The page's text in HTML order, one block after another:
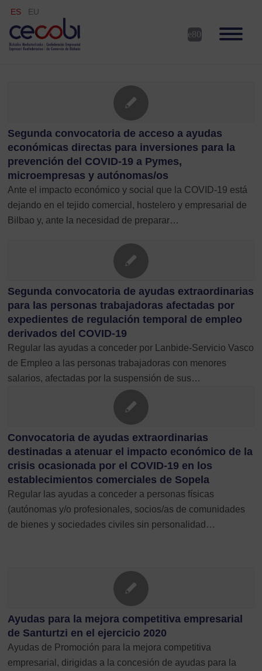
ES EU
Segunda convocatoria de acceso a ayudas
económicas directas para inversiones para la
prevención del COVID-19 a Pymes,
microempresas y autónomas/os
Ante el impacto económico y social que la COVID-19 está
dejando en el tejido comercial, hostelero y empresarial de
Bilbao y, ante la necesidad de preparar…
Segunda convocatoria de ayudas extraordinarias
para las personas trabajadoras afectadas por
expedientes de regulación temporal de empleo
derivados del COVID-19
Regular las ayudas a conceder por Lanbide-Servicio Vasco
de Empleo a las personas trabajadoras con menores
salarios, afectadas por la suspensión de sus…
Convocatoria de ayudas extraordinarias
destinadas a atenuar el impacto económico de la
crisis ocasionada por el COVID-19 en los
establecimientos comerciales de Sopela
Regular las ayudas a conceder a personas físicas
(autónomas y/o profesionales, socios/as de comunidades
de bienes y sociedades civiles sin personalidad…
Ayudas para la mejora competitiva empresarial
de Santurtzi en el ejercicio 2020
Ayudas de Promoción para la mejora competitiva
empresarial, dirigidas a la concesión de ayudas para la